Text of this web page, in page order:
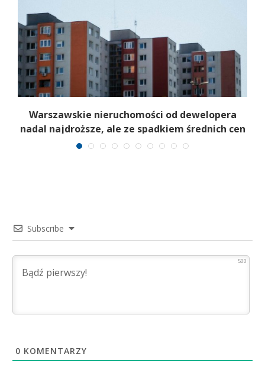
Warszawskie nieruchomości od dewelopera
nadal najdroższe, ale ze spadkiem średnich cen
Subscribe
500
0 KOMENTARZY